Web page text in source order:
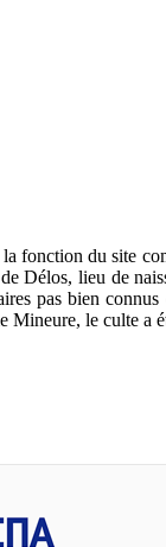
du site
Délos, lieu de
pas bien
le culte